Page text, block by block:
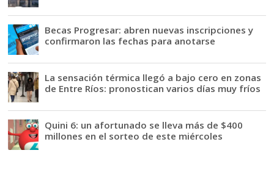
Becas Progresar: abren nuevas inscripciones y
confirmaron las fechas para anotarse
La sensación térmica llegó a bajo cero en zonas
de Entre Ríos: pronostican varios días muy fríos
Quini 6: un afortunado se lleva más de $400
millones en el sorteo de este miércoles